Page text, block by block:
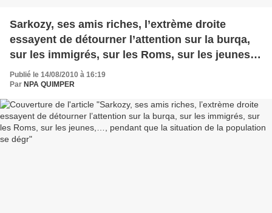
Sarkozy, ses amis riches, l’extrème droite
essayent de détourner l’attention sur la burqa,
sur les immigrés, sur les Roms, sur les jeunes,
…, pendant que la situation de la population se
dégr
Publié le 14/08/2010 à 16:19
Par NPA QUIMPER